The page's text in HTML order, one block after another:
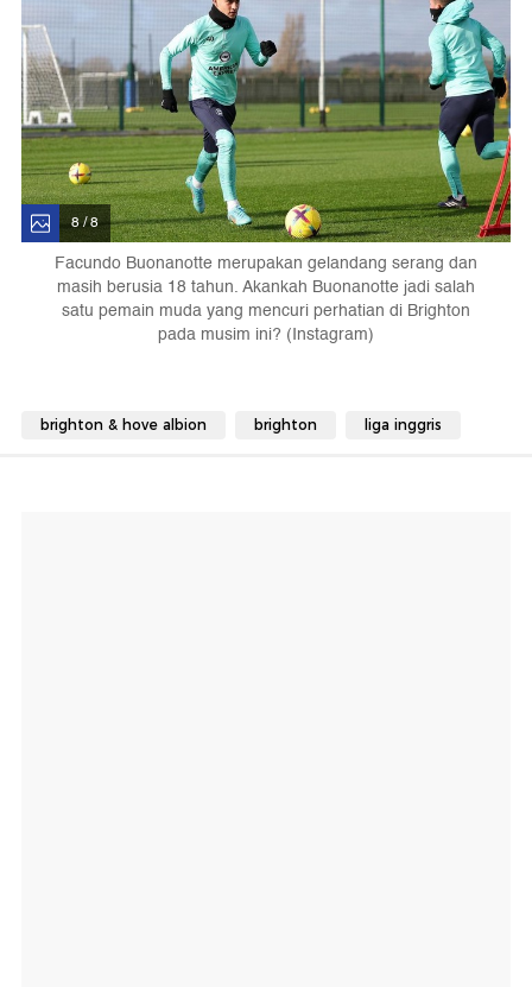
8 / 8
Facundo Buonanotte merupakan gelandang serang dan
masih berusia 18 tahun. Akankah Buonanotte jadi salah
satu pemain muda yang mencuri perhatian di Brighton
pada musim ini? (Instagram)
brighton & hove albion brighton liga inggris